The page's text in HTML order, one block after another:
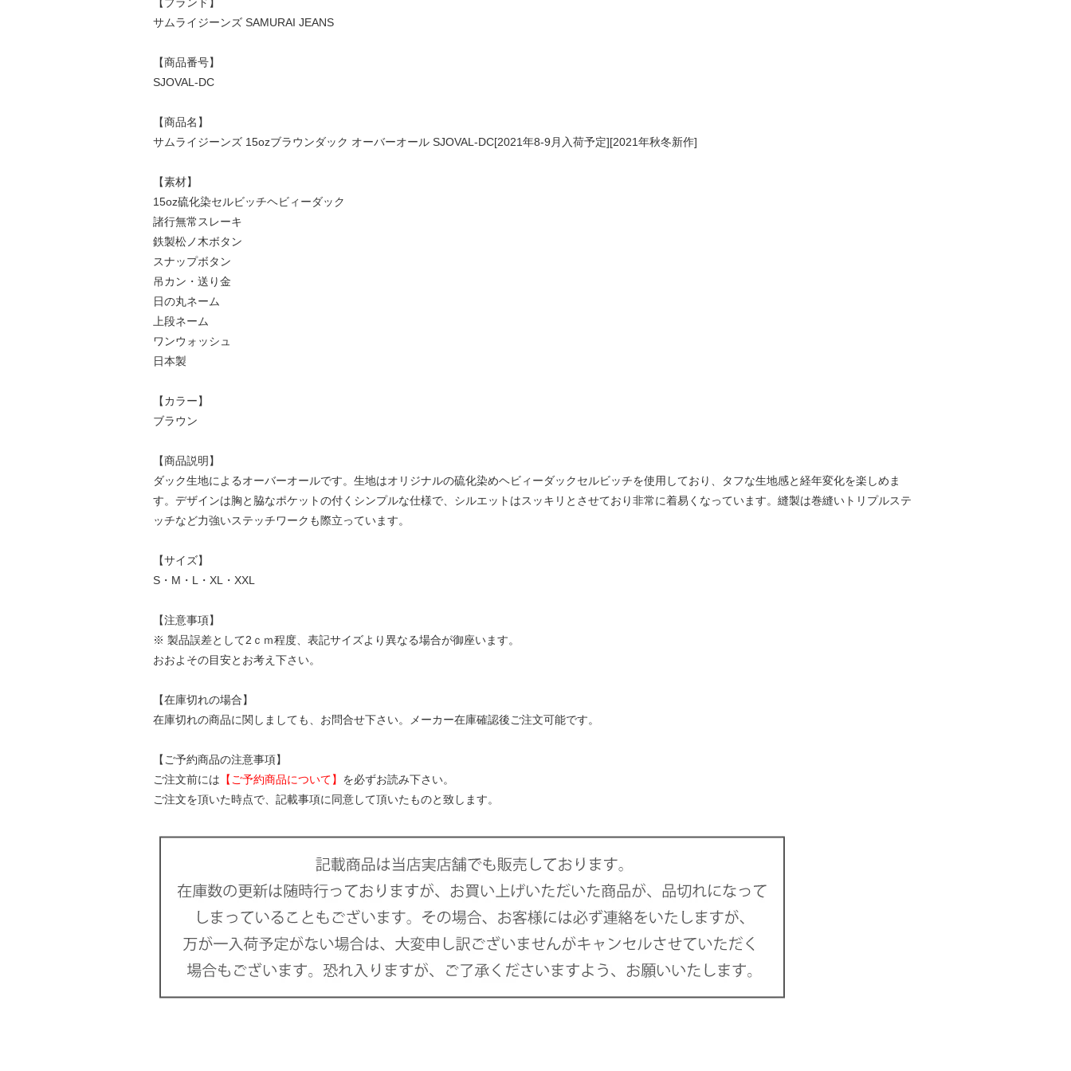
サムライジーンズ SAMURAI JEANS
【商品番号】
SJOVAL-DC
【商品名】
サムライジーンズ 15ozブラウンダック オーバーオール SJOVAL-DC[2021年8-9月入荷予定][2021年秋冬新作]
【素材】
15oz硫化染セルビッチヘビィーダック
諸行無常スレーキ
鉄製松ノ木ボタン
スナップボタン
吊カン・送り金
日の丸ネーム
上段ネーム
ワンウォッシュ
日本製
【カラー】
ブラウン
【商品説明】
ダック生地によるオーバーオールです。生地はオリジナルの硫化染めヘビィーダックセルビッチを使用しており、タフな生地感と経年変化を楽しめま
す。デザインは胸と脇なポケットの付くシンプルな仕様で、シルエットはスッキリとさせており非常に着易くなっています。縫製は巻縫いトリプルステ
ッチなど力強いステッチワークも際立っています。
【サイズ】
S・M・L・XL・XXL
【注意事項】
※ 製品誤差として2ｃｍ程度、表記サイズより異なる場合が御座います。
おおよその目安とお考え下さい。
【在庫切れの場合】
在庫切れの商品に関しましても、お問合せ下さい。メーカー在庫確認後ご注文可能です。
【ご予約商品の注意事項】
ご注文前には 【ご予約商品について】 を必ずお読み下さい。
ご注文を頂いた時点で、記載事項に同意して頂いたものと致します。